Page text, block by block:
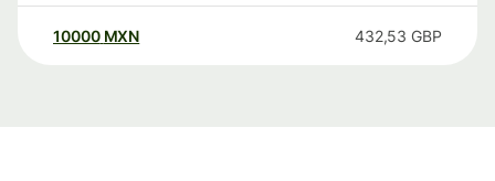
10000 MXN 432,53 GBP